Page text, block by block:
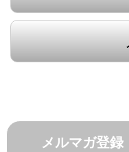
メルマガ登録